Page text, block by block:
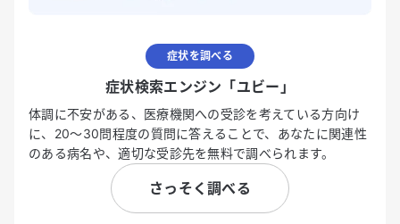
症状を調べる
症状検索エンジン「ユビー」
体調に不安がある、医療機関への受診を考えている方向け
に、20〜30問程度の質問に答えることで、あなたに関連性
のある病名や、適切な受診先を無料で調べられます。
さっそく調べる